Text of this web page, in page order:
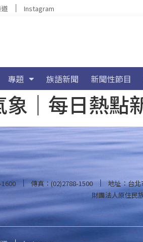
Instagram
專題 族語新聞 新聞性節目
｜每日熱點
傳真：(02)2788-1500
地址：台北
財團法人原住民